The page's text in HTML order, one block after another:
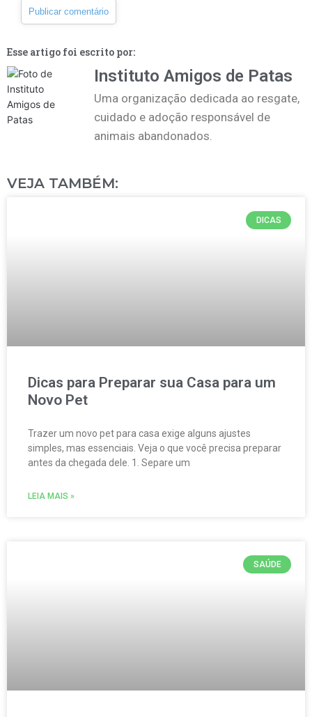
Esse artigo foi escrito por:
Instituto Amigos de Patas
Uma organização dedicada ao resgate,
cuidado e adoção responsável de
animais abandonados.
VEJA TAMBÉM:
DICAS
Dicas para Preparar sua Casa para um
Novo Pet
Trazer um novo pet para casa exige alguns ajustes
simples, mas essenciais. Veja o que você precisa preparar
antes da chegada dele. 1. Separe um
LEIA MAIS »
SAÚDE